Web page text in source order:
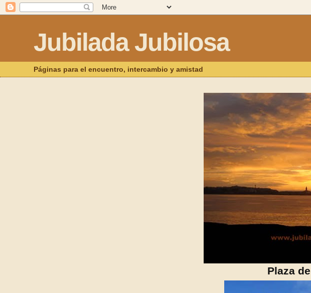
Jubilada Jubilosa
Páginas para el encuentro, intercambio y amistad
Plaza